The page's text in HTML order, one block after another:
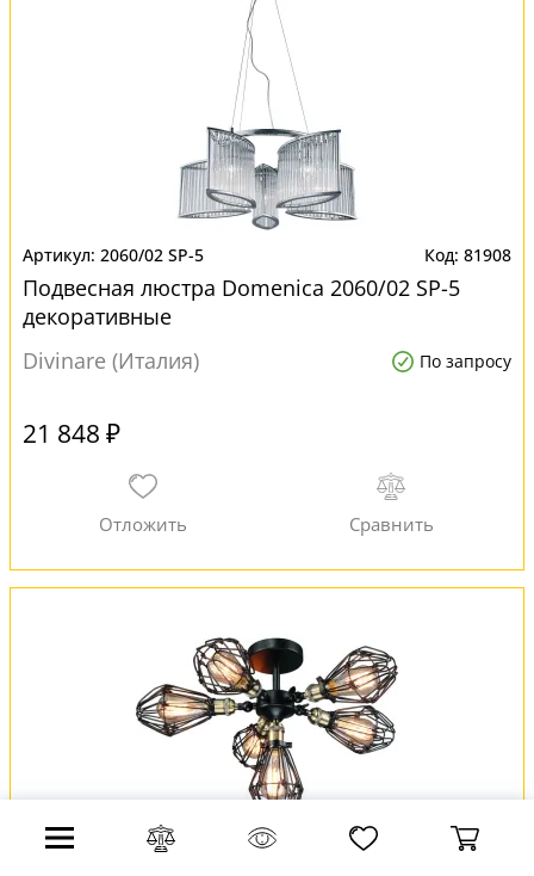
2060/02 SP-5 81908
Подвесная люстра Domenica 2060/02 SP-5
декоративные
Divinare (Италия)
По запросу
21 848 ₽